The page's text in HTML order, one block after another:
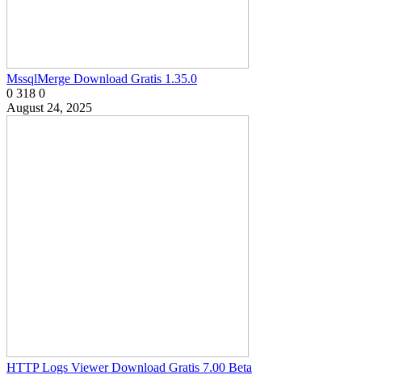
MssqlMerge Download Gratis 1.35.0
0 318 0
August 24, 2025
HTTP Logs Viewer Download Gratis 7.00 Beta